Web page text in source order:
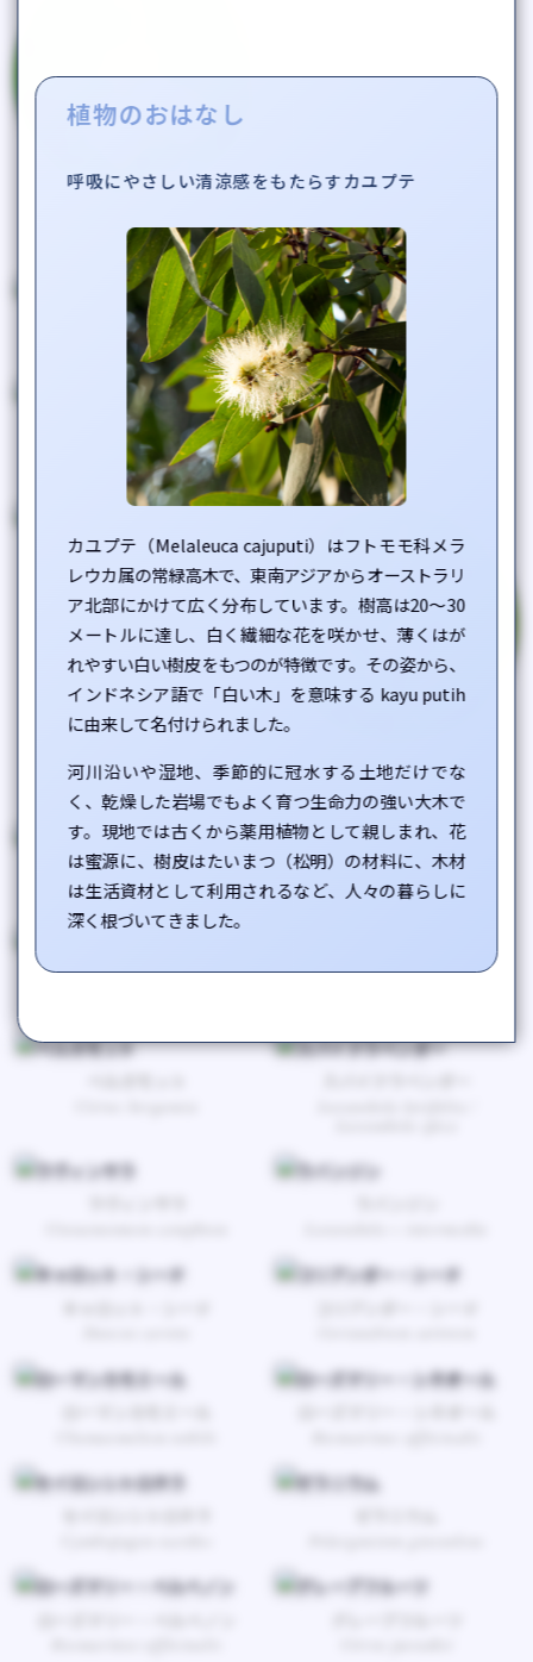
植物のおはなし
呼吸にやさしい清涼感をもたらすカユプテ
カユプテ（Melaleuca cajuputi）はフトモモ科メラ
レウカ属の常緑高木で、東南アジアからオーストラリ
ア北部にかけて広く分布しています。樹高は20〜30
メートルに達し、白く繊細な花を咲かせ、薄くはが
れやすい白い樹皮をもつのが特徴です。その姿から、
インドネシア語で「白い木」を意味する kayu putih
に由来して名付けられました。
河川沿いや湿地、季節的に冠水する土地だけでな
く、乾燥した岩場でもよく育つ生命力の強い大木で
す。現地では古くから薬用植物として親しまれ、花
は蜜源に、樹皮はたいまつ（松明）の材料に、木材
は生活資材として利用されるなど、人々の暮らしに
深く根づいてきました。
Mentha arvensis
シベリアモミ
Abies sibirica
フランキンセンス
Boswellia sacra
ローズ
Rosa damascena
クローブ・花蕾
Syzigium aromaticum /
Eugenia caryophyllata
プチグレン
Citrus aurantium
スペアミント
Mentha spicata
オレガノ
Origanum compactum
野生ラベンダー
Lavandula vera
ユーカリグロブルス ジンジャー